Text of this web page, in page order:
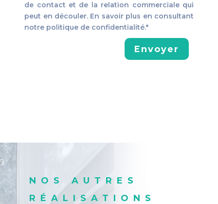
de contact et de la relation commerciale qui
peut en découler. En savoir plus en consultant
notre politique de confidentialité.*
Envoyer
NOS AUTRES
RÉALISATIONS